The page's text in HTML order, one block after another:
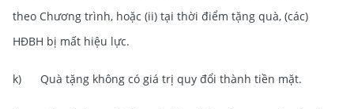
theo Chương trình, hoặc (ii) tại thời điểm tặng quà, (các)
HĐBH bị mất hiệu lực.
k) Quà tặng không có giá trị quy đổi thành tiền mặt.